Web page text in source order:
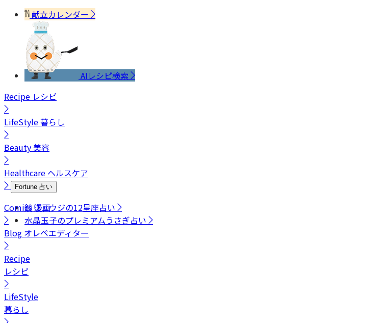
献立カレンダー
AIレシピ検索
Recipe レシピ
LifeStyle暮らし
Beauty美容
Healthcare ヘルスケア
Fortune 占い
鏡リュウジの12星座占い
水晶玉子のプレミアムうさぎ占い
Comics漫画
Blog オレペエディター
Recipe
レシピ
LifeStyle
暮らし